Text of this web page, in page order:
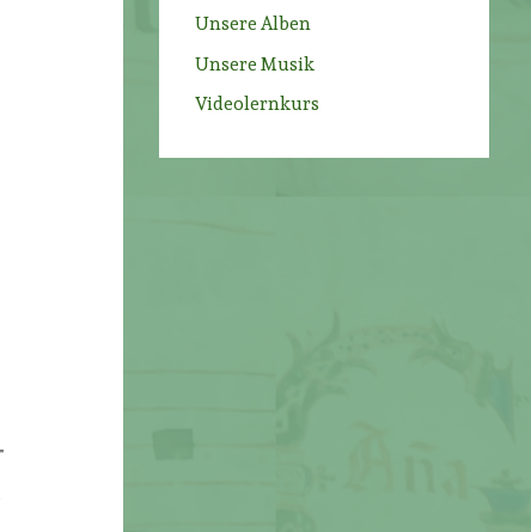
Unsere Alben
Unsere Musik
Videolernkurs